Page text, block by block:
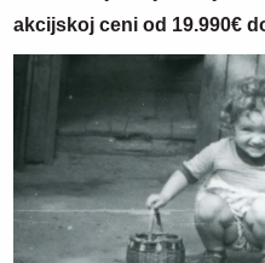
akcijskoj ceni od 19.990€